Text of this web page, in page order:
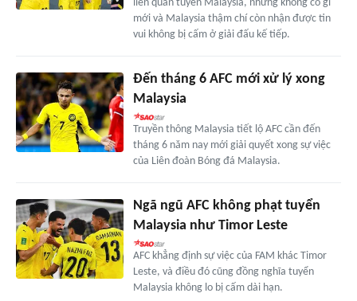
liên quan tuyển Malaysia, nhưng không có gì
mới và Malaysia thậm chí còn nhận được tin
vui không bị cấm ở giải đấu kế tiếp.
Đến tháng 6 AFC mới xử lý xong
Malaysia
Truyền thông Malaysia tiết lộ AFC cần đến
tháng 6 năm nay mới giải quyết xong sự việc
của Liên đoàn Bóng đá Malaysia.
Ngã ngũ AFC không phạt tuyển
Malaysia như Timor Leste
AFC khẳng định sự việc của FAM khác Timor
Leste, và điều đó cũng đồng nghĩa tuyển
Malaysia không lo bị cấm dài hạn.